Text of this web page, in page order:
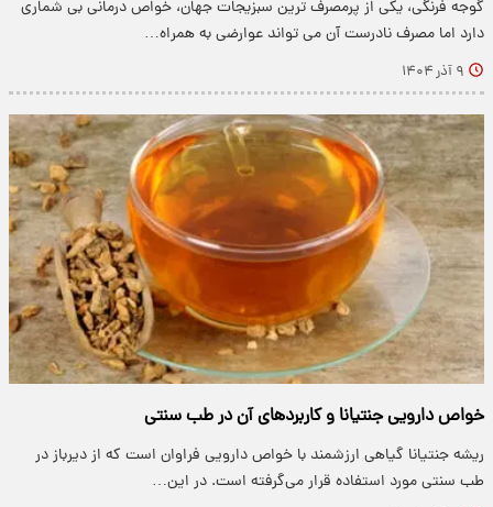
گوجه فرنگی، یکی از پرمصرف ترین سبزیجات جهان، خواص درمانی بی شماری
دارد اما مصرف نادرست آن می تواند عوارضی به همراه…
۹ آذر ۱۴۰۴
خواص دارویی جنتیانا و کاربردهای آن در طب سنتی
ریشه جنتیانا گیاهی ارزشمند با خواص دارویی فراوان است که از دیرباز در
طب سنتی مورد استفاده قرار می‌گرفته است. در این…